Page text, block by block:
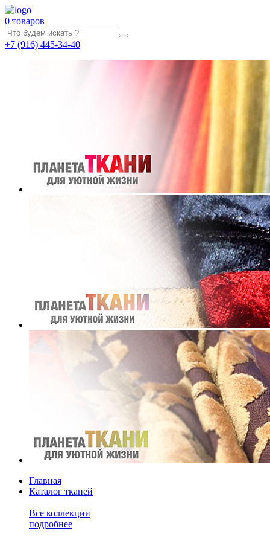
0 товаров
+7 (916) 445-34-40
Главная
Каталог тканей
Все коллекции
подробнее